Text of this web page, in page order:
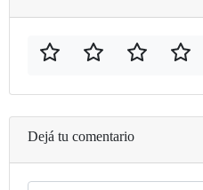
Dejá tu comentario